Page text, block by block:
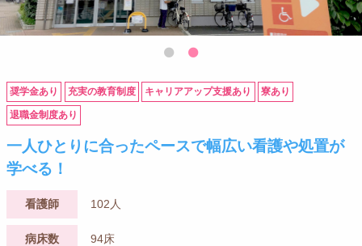
奨学金あり 充実の教育制度 キャリアアップ支援あり 寮あり
退職金制度あり
一人ひとりに合ったペースで幅広い看護や処置が
学べる！
看護師 102人
病床数 94床